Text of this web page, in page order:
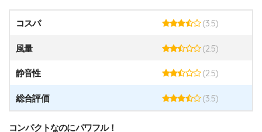
コスパ (3.5)
風量 (2.5)
静音性 (2.5)
総合評価 (3.5)
コンパクトなのにパワフル！